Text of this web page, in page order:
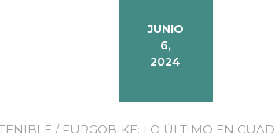
JUNIO
6,
2024
/ FURGOBIKE: LO ÚLTIMO EN